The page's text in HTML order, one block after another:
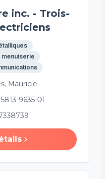
inc. - Trois-
Mauricie
5813-9635-01